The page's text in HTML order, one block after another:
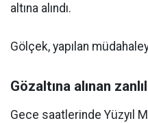
altına alındı.
Gölçek, yapılan
Gözaltına alınan
Gece saatlerinde Yüzyıl